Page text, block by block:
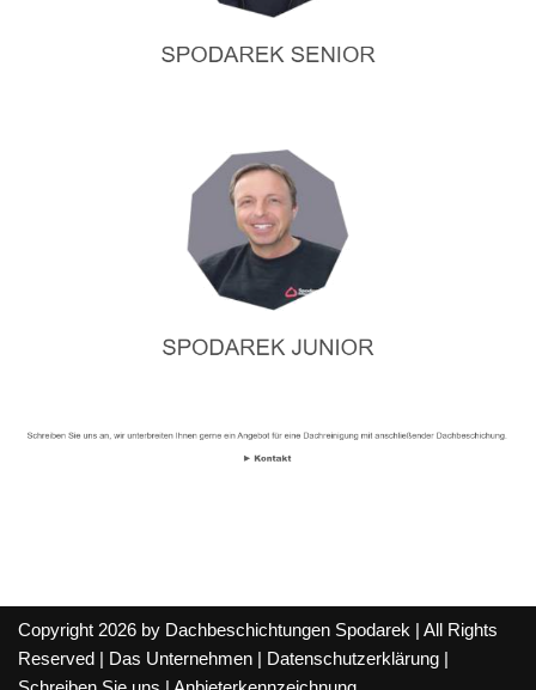
Copyright 2026 by Dachbeschichtungen Spodarek | All Rights
Reserved |
Das Unternehmen Datenschutzerklärung